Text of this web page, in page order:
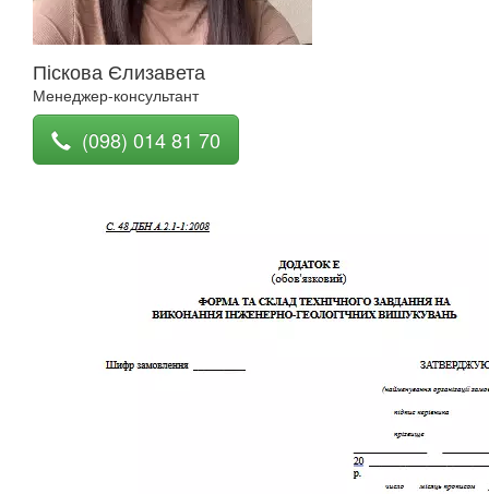
Піскова Єлизавета
Менеджер-консультант
(098) 014 81 70